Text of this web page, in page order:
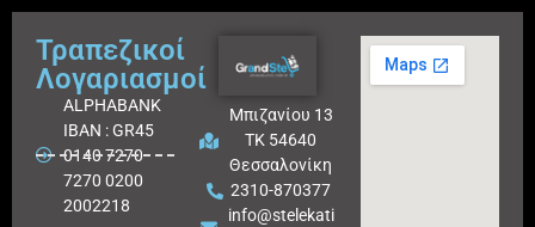
Τραπεζικοί
Λογαριασμοί
ALPHABANK
IBAN : GR45
0140 7270
7270 0200
2002218
Μπιζανίου 13
ΤΚ 54640
Θεσσαλονίκη
2310-870377
info@stelekati